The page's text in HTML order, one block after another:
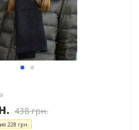
438грн.
228 грн.